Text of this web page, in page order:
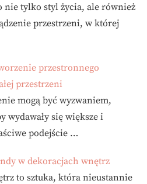
tylko styl życia, ale również
przestrzeni, w której
przestronnego
przestrzeni
mogą być wyzwaniem,
wydawały się większe i
podejście …
w dekoracjach wnętrz
to sztuka, która nieustannie